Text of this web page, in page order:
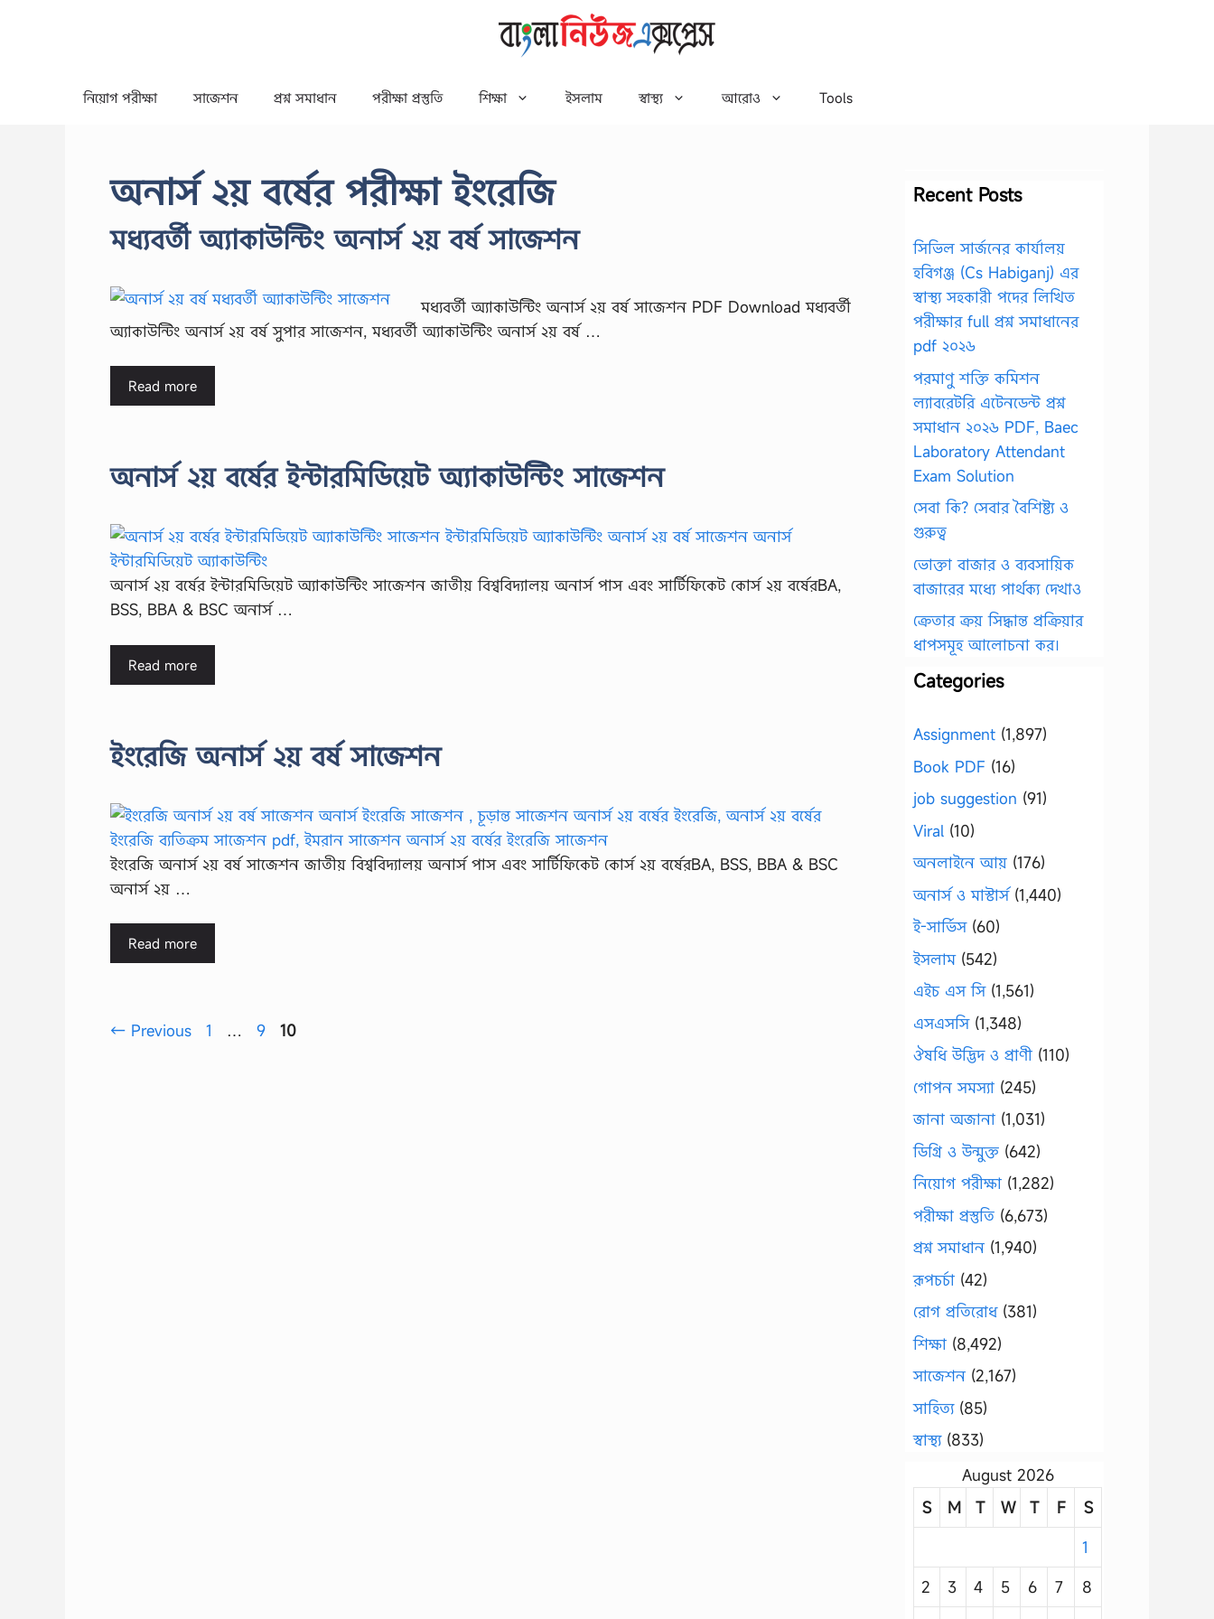
নিয়োগ পরীক্ষা সাজেশন প্রশ্ন সমাধান পরীক্ষা প্রস্তুতি শিক্ষা ইসলাম স্বাস্থ্য আরোও Tools
অনার্স ২য় বর্ষের পরীক্ষা ইংরেজি
মধ্যবর্তী অ্যাকাউন্টিং অনার্স ২য় বর্ষ সাজেশন
মধ্যবর্তী অ্যাকাউন্টিং অনার্স ২য় বর্ষ সাজেশন PDF Download মধ্যবর্তী
অ্যাকাউন্টিং অনার্স ২য় বর্ষ সুপার সাজেশন, মধ্যবর্তী অ্যাকাউন্টিং অনার্স ২য় বর্ষ …
Read more
অনার্স ২য় বর্ষের ইন্টারমিডিয়েট অ্যাকাউন্টিং সাজেশন
অনার্স ২য় বর্ষের ইন্টারমিডিয়েট অ্যাকাউন্টিং সাজেশন জাতীয় বিশ্ববিদ্যালয় অনার্স পাস এবং সার্টিফিকেট কোর্স ২য় বর্ষেরBA,
BSS, BBA & BSC অনার্স …
Read more
ইংরেজি অনার্স ২য় বর্ষ সাজেশন
ইংরেজি অনার্স ২য় বর্ষ সাজেশন জাতীয় বিশ্ববিদ্যালয় অনার্স পাস এবং সার্টিফিকেট কোর্স ২য় বর্ষেরBA, BSS, BBA & BSC
অনার্স ২য় …
Read more
← Previous Page
1 … Page
9 Page
10
Recent Posts
সিভিল সার্জনের কার্যালয়
হবিগঞ্জ (Cs Habiganj) এর
স্বাস্থ্য সহকারী পদের লিখিত
পরীক্ষার full প্রশ্ন সমাধানের
pdf ২০২৬
পরমাণু শক্তি কমিশন
ল্যাবরেটরি এটেনডেন্ট প্রশ্ন
সমাধান ২০২৬ PDF, Baec
Laboratory Attendant
Exam Solution
সেবা কি? সেবার বৈশিষ্ট্য ও
গুরুত্ব
ভোক্তা বাজার ও ব্যবসায়িক
বাজারের মধ্যে পার্থক্য দেখাও
ক্রেতার ক্রয় সিদ্ধান্ত প্রক্রিয়ার
ধাপসমূহ আলোচনা কর।
Categories
Assignment (1,897)
Book PDF (16)
job suggestion (91)
Viral (10)
অনলাইনে আয় (176)
অনার্স ও মাস্টার্স(1,440)
ই-সার্ভিস(60)
ইসলাম(542)
এইচ এস সি(1,561)
এসএসসি(1,348)
ঔষধি উদ্ভিদ ও প্রাণী (110)
গোপন সমস্যা (245)
জানা অজানা (1,031)
ডিগ্রি ও উন্মুক্ত (642)
নিয়োগ পরীক্ষা (1,282)
পরীক্ষা প্রস্তুতি (6,673)
প্রশ্ন সমাধান (1,940)
রূপচর্চা (42)
রোগ প্রতিরোধ(381)
শিক্ষা (8,492)
সাজেশন (2,167)
সাহিত্য(85)
স্বাস্থ্য(833)
August 2026
S
M T W T F
S
1
2
3 4 5 6 7
8